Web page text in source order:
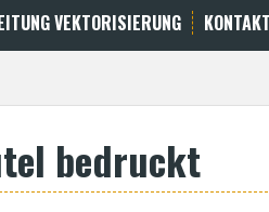
VEKTORISIERUNG KONTAKT
bedruckt